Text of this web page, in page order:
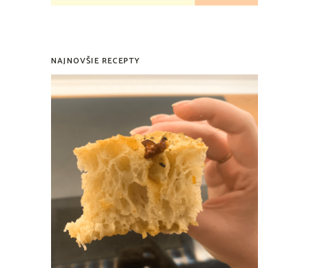
NAJNOVŠIE RECEPTY